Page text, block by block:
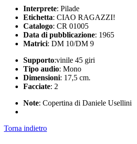
Interprete: Pilade
Etichetta: CIAO RAGAZZI!
Catalogo: CR 01005
Data di pubblicazione: 1965
Matrici: DM 10/DM 9
Supporto:vinile 45 giri
Tipo audio: Mono
Dimensioni: 17,5 cm.
Facciate: 2
Note: Copertina di Daniele Usellini
Torna indietro